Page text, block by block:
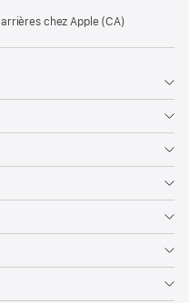
chez Apple (CA)